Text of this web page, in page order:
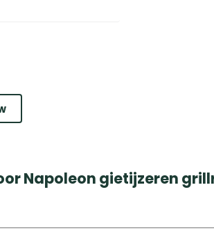
Napoleon gietijzeren